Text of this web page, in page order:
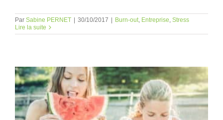
Par Sabine PERNET | 30/10/2017 | Burn-out Entreprise Stress
Lire la suite